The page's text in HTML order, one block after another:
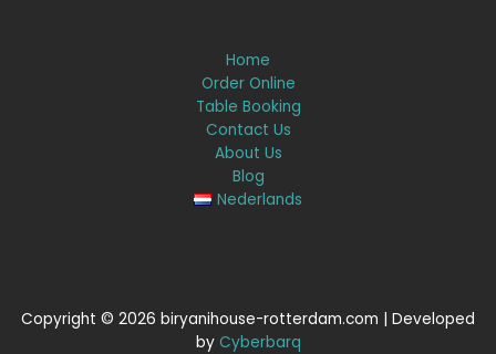
Home
Order Online
Table Booking
Contact Us
About Us
Blog
Nederlands
Copyright © 2026 biryanihouse-rotterdam.com | Developed
by Cyberbarq